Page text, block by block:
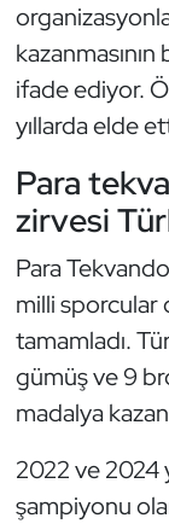
kazanmasının
ifade ediyor.
yıllarda elde
Para
zirvesi
Para
milli sporcular
tamamladı.
gümüş ve 9
madalya
2022 ve 2024
şampiyonu
Vücut
Wushu
Yelken
Yüzme